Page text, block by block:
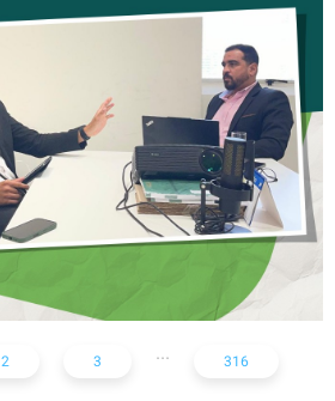
DE
SOBRE
DE EXAMES
2 3 ... 316